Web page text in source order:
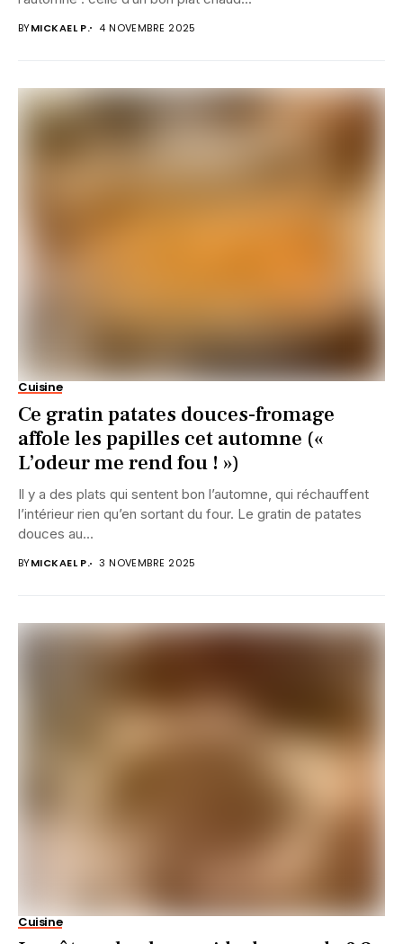
BYMICKAEL P. 4 NOVEMBRE 2025
Cuisine
Ce gratin patates douces-fromage
affole les papilles cet automne («
L’odeur me rend fou ! »)
Il y a des plats qui sentent bon l’automne, qui réchauffent
l’intérieur rien qu’en sortant du four. Le gratin de patates
douces au...
BYMICKAEL P. 3 NOVEMBRE 2025
Cuisine